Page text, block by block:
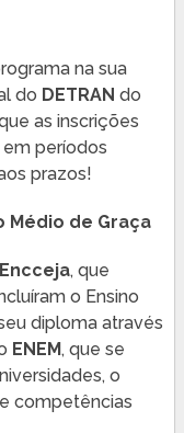
na sua
do DETRAN do
as inscrições
períodos
prazos!
Médio de Graça
Encceja, que
o Ensino
diploma através
ENEM, que se
o
competências